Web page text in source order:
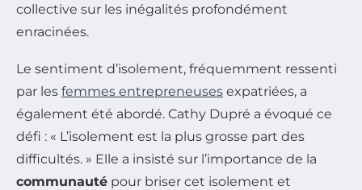
collective sur les inégalités profondément
enracinées.
Le sentiment d’isolement, fréquemment ressenti
par les femmes entrepreneuses expatriées, a
également été abordé. Cathy Dupré a évoqué ce
défi : « L’isolement est la plus grosse part des
difficultés. » Elle a insisté sur l’importance de la
communauté pour briser cet isolement et